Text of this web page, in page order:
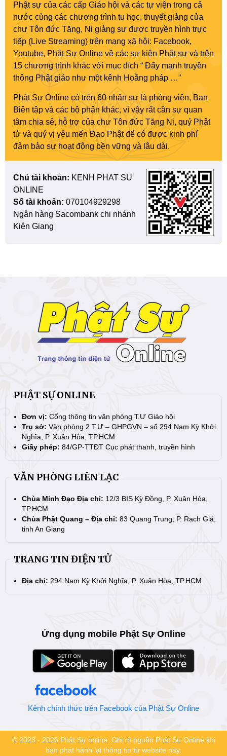
Phật sự của các cấp Giáo hội và các tự viện trong cả
nước cùng các chương trình tu học, thuyết giảng của
chư Tôn đức Tăng, Ni giảng sư được truyền hình trực
tiếp (Live Streaming) trên mạng xã hội: Facebook,
Youtube, Phật Sự Online về các sự kiện Phật sự và trên
15 chương trình khác với mục đích “ Đẩy mạnh truyền
thông Phật giáo như một kênh Hoằng pháp …”
Phật Sự Online có trên 60 nhân sự là phóng viên, Ban
Biên tập và các bộ phận khác, vì vậy rất cần sự quan
tâm chia sẻ, hỗ trợ của chư Tôn đức Tăng Ni, quý Phật
tử và quý vị yêu mến Đạo Phật để có được kinh phí
đảm bảo sự hoạt động bền vững và lâu dài.
Chủ tài khoản: KENH PHAT SU
ONLINE
Số tài khoản: 070104929298
Ngân hàng Sacombank chi nhánh
Kiên Giang
PHẬT SỰ ONLINE
Đơn vị: Cổng thông tin văn phòng T.Ư Giáo hội
Trụ sở: Văn phòng 2 T.Ư – GHPGVN – số 294 Nam Kỳ Khởi
Nghĩa, P. Xuân Hòa, TP.HCM
Giấy phép: 84/GP-TTĐT Cục phát thanh, truyền hình
VĂN PHÒNG LIÊN LẠC
Chùa Minh Đạo Địa chỉ: 12/3 BIS Kỳ Đồng, P. Xuân Hòa,
TP.HCM
Chùa Phật Quang – Địa chỉ: 83 Quang Trung, P. Rạch Giá,
tỉnh An Giang
TRANG TIN ĐIỆN TỬ
Địa chỉ: 294 Nam Kỳ Khởi Nghĩa, P. Xuân Hòa, TP.HCM
Ứng dụng mobile Phật Sự Online
Kênh chính thức trên Facebook của Phật Sự Online
© 2023 - 2026 Phật Sự online. Ghi rõ nguồn Phật Sự Online khi
bạn phát hành lại thông tin từ website này.